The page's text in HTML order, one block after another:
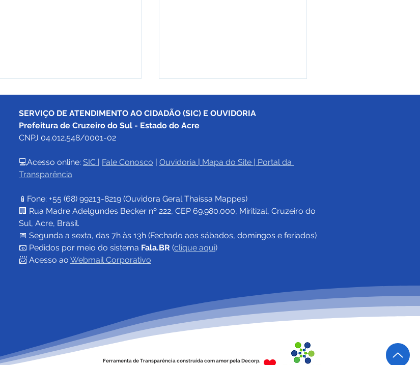
Prefeitura de Cruzeiro do
de limpeza no Balneário
Igarapé Preto
para reforçar combate às
queimadas
SERVIÇO DE ATENDIMENTO AO CIDADÃO (SIC) E OUVIDORIA
Prefeitura de Cruzeiro do Sul - Estado do Acre
CNPJ 04.012.548/0001-02
💻Acesso online: SIC | Fale Conosco | Ouvidoria | Mapa do Site | Portal da
Transparência
📱Fone: +55 (68) 99213-8219 (Ouvidora Geral Thaissa Mappes)
🏢 Rua Madre Adelgundes Becker nº 222, CEP 69.980.000, Miritizal, Cruzeiro do
Sul, Acre, Brasil.
📅 Segunda a sexta, das 7h às 13h (Fechado aos sábados, domingos e feriados)
📧 Pedidos por meio do sistema Fala.BR (clique aqui)
📨 Acesso ao Webmail Corporativo
Ferramenta de Transparência construída com amor pela Decorp.